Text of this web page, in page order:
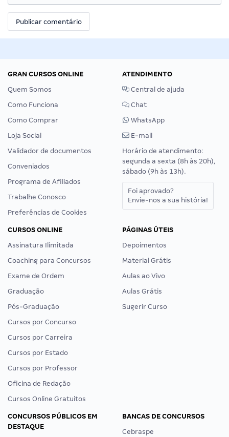
GRAN CURSOS ONLINE
Quem Somos
Como Funciona
Como Comprar
Loja Social
Validador de documentos
Conveniados
Programa de Afiliados
Trabalhe Conosco
Preferências de Cookies
ATENDIMENTO
Central de ajuda
Chat
WhatsApp
E-mail
Horário de atendimento:
segunda a sexta (8h às 20h),
sábado (9h às 13h).
Foi aprovado?
Envie-nos a sua história!
CURSOS ONLINE
Assinatura Ilimitada
Coaching para Concursos
Exame de Ordem
Graduação
Pós-Graduação
Cursos por Concurso
Cursos por Carreira
Cursos por Estado
Cursos por Professor
Oficina de Redação
Cursos Online Gratuitos
PÁGINAS ÚTEIS
Depoimentos
Material Grátis
Aulas ao Vivo
Aulas Grátis
Sugerir Curso
CONCURSOS PÚBLICOS EM
DESTAQUE
BANCAS DE CONCURSOS
Cebraspe